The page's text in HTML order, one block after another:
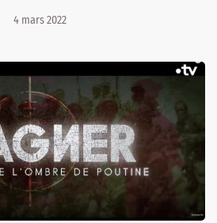
4 mars 2022